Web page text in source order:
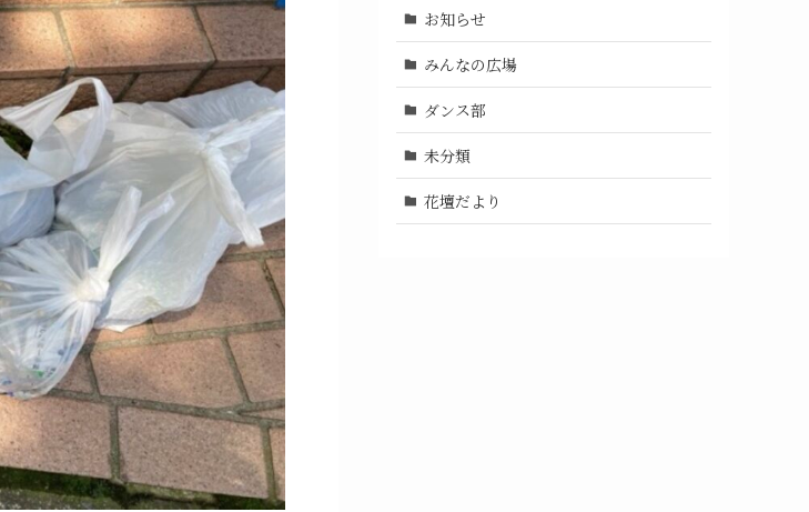
お知らせ
みんなの広場
ダンス部
未分類
花壇だより